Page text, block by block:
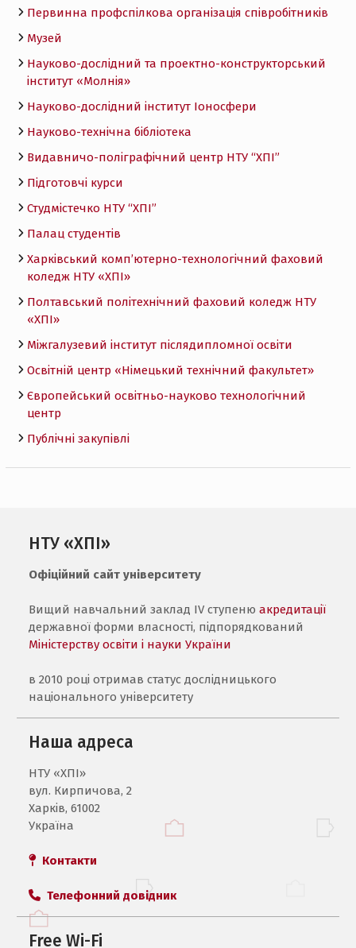
Первинна профспілкова організація співробітників
Музей
Науково-дослідний та проектно-конструкторський
інститут «Молнія»
Науково-дослідний інститут Іоносфери
Науково-технічна бібліотека
Видавничо-поліграфічний центр НТУ “ХПІ”
Підготовчі курси
Студмістечко НТУ “ХПІ”
Палац студентів
Харківський комп’ютерно-технологічний фаховий
коледж НТУ «ХПI»
Полтавський політехнічний фаховий коледж НТУ
«ХПI»
Міжгалузевий інститут післядипломної освіти
Освітній центр «Німецький технічний факультет»
Європейський освітньо-науково технологічний
центр
Публічні закупівлі
НТУ «ХПІ»
Офіційний сайт університету
Вищий навчальний заклад IV ступенюакредитації
державної форми власності, підпорядкований
Міністерству освіти і науки України
в 2010 році отримав статус дослідницького
національного університету
Наша адреса
НТУ «ХПI»
вул. Кирпичова, 2
Харків, 61002
Україна
Контакти
Телефонний довідник
Free Wi-Fi